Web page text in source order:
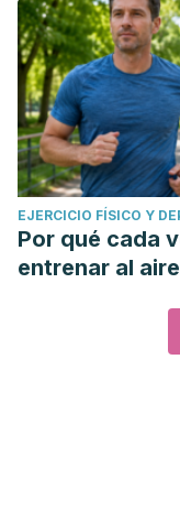
EJERCICIO FÍSICO Y
Por qué cada
entrenar al